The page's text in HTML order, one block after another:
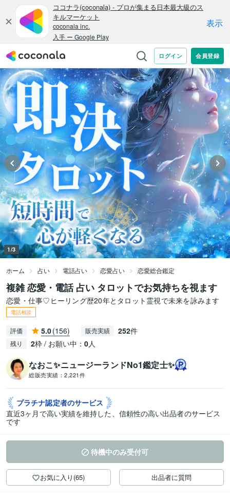
1/3
ホーム 占い 電話占い 恋愛占い 恋愛総合鑑定
複雑 恋愛・電話 占い タロットでお気持ちを視ます
恋愛・仕事♡ヒーリング歴20年とタロット霊視で未来を詠みます
電話相談
評価 5.0(156) 販売実績 252件
残り 2枠 / お願い中： 0人
なおこ✨ニュージーランドNo1鑑定士✨
総販売実績： 2,221件
プラチナ認定者のサービス
直近3ヶ月で高い実績を維持した、信頼性の高い出品者のサービス
です
待機中のみ受付可
お気に入り(65) 出品者に質問